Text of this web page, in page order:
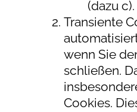
(dazu c).
Transiente
wenn Sie
schließen.
Cookies.